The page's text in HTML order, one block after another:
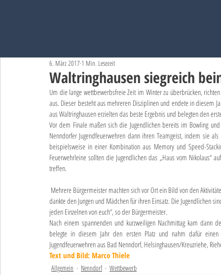
Waltringhausen siegreich
6. März 2017 1 Min. Lesezeit
Um die lange wettbewerbsfreie Zeit im Winter zu überbrücken,
aus. Dieser besteht aus mehreren Disziplinen und endete in diesem
aus Waltringhausen erzielten das beste Ergebnis und belegten den
Vor dem Finale maßen sich die Jugendlichen bereits im Bowling
Nenndorfer Jugendfeuerwehren dann ihren Teamgeist, indem sie
beispielsweise in einer Kombination aus Memory und Speed-
Feuerwehrleine sollten die Jugendlichen das „Haus vom Nikolaus“
treffen.
dankte den Jungen und Mädchen für ihren Einsatz. Die Jugendlichen
jeden Einzelnen von euch“, so der Bürgermeister.
Nach einem spannenden und kurzweiligen Nachmittag kam dann
belegte in diesem Jahr den ersten Platz und nahm dafür einen
Jugendfeuerwehren aus Bad Nenndorf, Helsinghausen/Kreuzriehe,
Text und Bild: Marco Thiele
Allgemein Nenndorf Wettbewerb